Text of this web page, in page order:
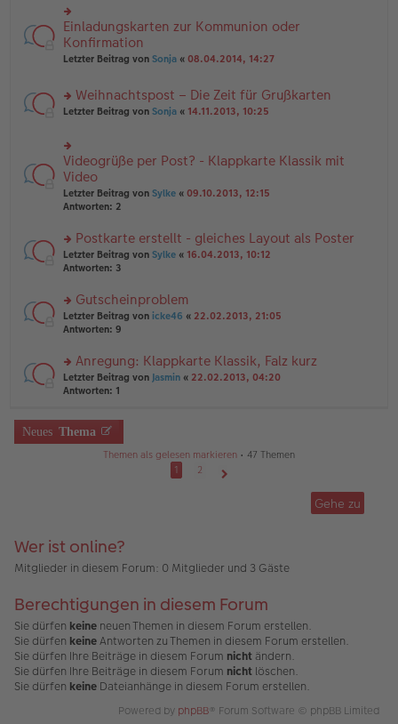
a
g
er
B
ei
tr
a
el
es
e
n
ei
tr
rs
te
r
u
g
el
es
n
er
B
ei
tr
a
Einladungskarten zur Kommunion oder
Konfirmation
Letzter Beitrag von Sonja « 08.04.2014, 14:27
rs
u
n
g
el
es
er
B
ei
a
g
Weihnachtspost – Die Zeit für Grußkarten
Letzter Beitrag von Sonja « 14.11.2013, 10:25
rs
te
r
u
n
el
es
e
B
ei
tr
g
Videogrüße per Post? - Klappkarte Klassik mit
Video
Letzter Beitrag von Sylke « 09.10.2013, 12:15
Antworten: 2
rs
te
n
g
el
e
n
er
tr
a
Postkarte erstellt - gleiches Layout als Poster
Letzter Beitrag von Sylke « 16.04.2013, 10:12
Antworten: 3
rs
te
n
g
el
e
n
er
Gutscheinproblem
Letzter Beitrag von icke46 « 22.02.2013, 21:05
Antworten: 9
rs
te
n
g
tr
a
g
Anregung: Klappkarte Klassik, Falz kurz
Letzter Beitrag von Jasmin « 22.02.2013, 04:20
Antworten: 1
Neues Thema
Themen als gelesen markieren • 47 Themen
1
2
Gehe zu
Wer ist online?
Mitglieder in diesem Forum: 0 Mitglieder und 3 Gäste
Berechtigungen in diesem Forum
Sie dürfen keine neuen Themen in diesem Forum erstellen.
Sie dürfen keineAntworten zu Themen in diesem Forum erstellen.
Sie dürfen Ihre Beiträge in diesem Forum nicht ändern.
Sie dürfen Ihre Beiträge in diesem Forum nicht löschen.
Sie dürfen keine Dateianhänge in diesem Forum erstellen.
Powered by phpBB® Forum Software © phpBB Limited